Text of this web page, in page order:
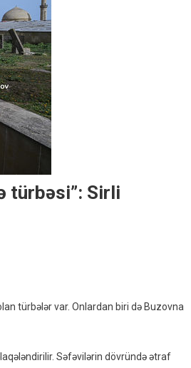
türbəsi”: Sirli
türbələr var. Onlardan biri də Buzovna
Səfəvilərin dövründə ətraf